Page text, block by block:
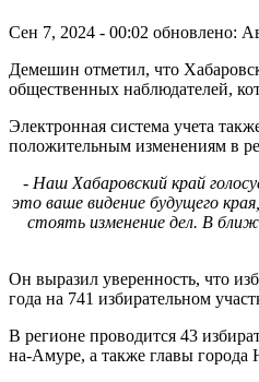
Сен 7, 2024 - 00:02 обновлено:
Демешин отметил, что
общественных наблюдателей,
Электронная система учета
положительным изменениям в
- Наш Хабаровский край
это ваше видение будущего
стоять изменение дел. В
Он выразил уверенность, что
года на 741 избирательном
В регионе проводится 43
на-Амуре, а также главы города